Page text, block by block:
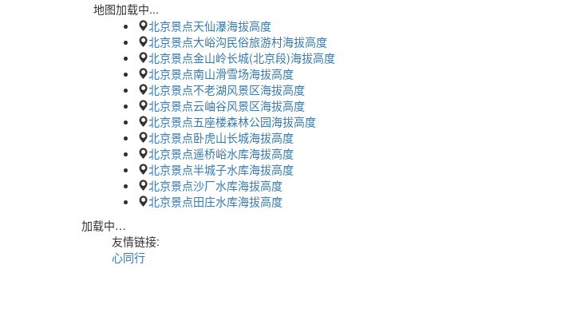
地图加载中...
北京景点天仙瀑海拔高度
北京景点大峪沟民俗旅游村海拔高度
北京景点金山岭长城(北京段)海拔高度
北京景点南山滑雪场海拔高度
北京景点不老湖风景区海拔高度
北京景点云岫谷风景区海拔高度
北京景点五座楼森林公园海拔高度
北京景点卧虎山长城海拔高度
北京景点遥桥峪水库海拔高度
北京景点半城子水库海拔高度
北京景点沙厂水库海拔高度
北京景点田庄水库海拔高度
加载中…
友情链接:
心同行